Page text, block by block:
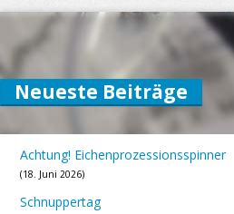
Neueste Beiträge
Achtung! Eichenprozessionsspinner
18. Juni 2026
Schnuppertag